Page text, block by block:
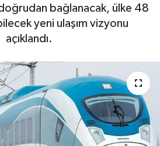
bağlanacak, ülke 48
yeni ulaşım vizyonu
açıklandı.